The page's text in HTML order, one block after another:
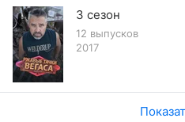
3 сезон
12 выпусков
2017